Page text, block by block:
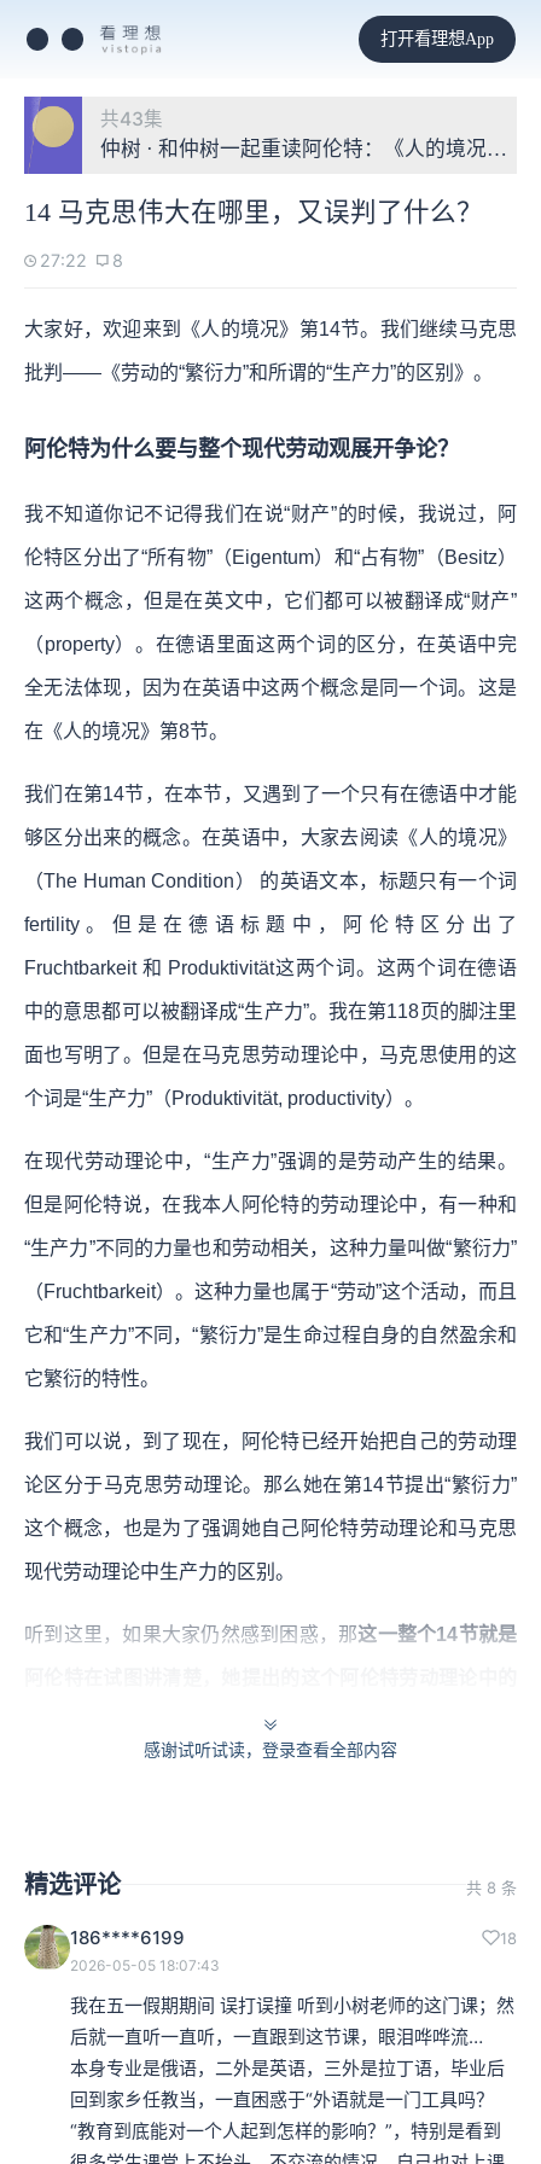
打开看理想App
共43集
仲树 · 和仲树一起重读阿伦特：《人的境况》读
14 马克思伟大在哪里，又误判了什么？
27:22 8
大家好，欢迎来到《人的境况》第14节。我们继续马克思
批判——《劳动的“繁衍力”和所谓的“生产力”的区别》。
阿伦特为什么要与整个现代劳动观展开争论？
我不知道你记不记得我们在说“财产”的时候，我说过，阿
伦特区分出了“所有物”（Eigentum）和“占有物”（Besitz）
这两个概念，但是在英文中，它们都可以被翻译成“财产”
（property）。在德语里面这两个词的区分，在英语中完
全无法体现，因为在英语中这两个概念是同一个词。这是
在《人的境况》第8节。
我们在第14节，在本节，又遇到了一个只有在德语中才能
够区分出来的概念。在英语中，大家去阅读《人的境况》
（The Human Condition） 的英语文本，标题只有一个词
fertility。但是在德语标题中，阿伦特区分出了
Fruchtbarkeit 和 Produktivität这两个词。这两个词在德语
中的意思都可以被翻译成“生产力”。我在第118页的脚注里
面也写明了。但是在马克思劳动理论中，马克思使用的这
个词是“生产力”（Produktivität, productivity）。
在现代劳动理论中，“生产力”强调的是劳动产生的结果。
但是阿伦特说，在我本人阿伦特的劳动理论中，有一种和
“生产力”不同的力量也和劳动相关，这种力量叫做“繁衍力”
（Fruchtbarkeit）。这种力量也属于“劳动”这个活动，而且
它和“生产力”不同，“繁衍力”是生命过程自身的自然盈余和
它繁衍的特性。
我们可以说，到了现在，阿伦特已经开始把自己的劳动理
论区分于马克思劳动理论。那么她在第14节提出“繁衍力”
这个概念，也是为了强调她自己阿伦特劳动理论和马克思
现代劳动理论中生产力的区别。
听到这里，如果大家仍然感到困惑，那这一整个14节就是
“繁衍力”究竟是什么东西？它和现代马克思劳动理论中，
我们比较熟悉的马克思所谓的“生产力”有什么区别？
感谢试听试读，登录查看全部内容
精选评论 共 8 条
186****6199 18
2026-05-05 18:07:43
我在五一假期期间 误打误撞 听到小树老师的这门课；然
后就一直听一直听，一直跟到这节课，眼泪哗哗流…
本身专业是俄语，二外是英语，三外是拉丁语，毕业后
回到家乡任教当，一直困惑于“外语就是一门工具吗？
“教育到底能对一个人起到怎样的影响？”，特别是看到